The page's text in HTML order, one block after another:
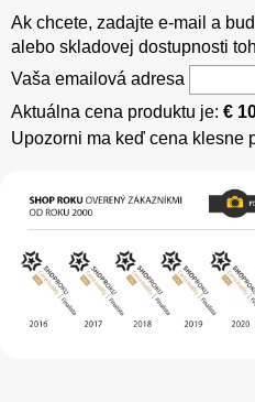
Ak chcete, zadajte e-mail a
alebo skladovej dostupnosti
Vaša emailová adresa
Aktuálna cena produktu je: €
Upozorni ma keď cena klesne